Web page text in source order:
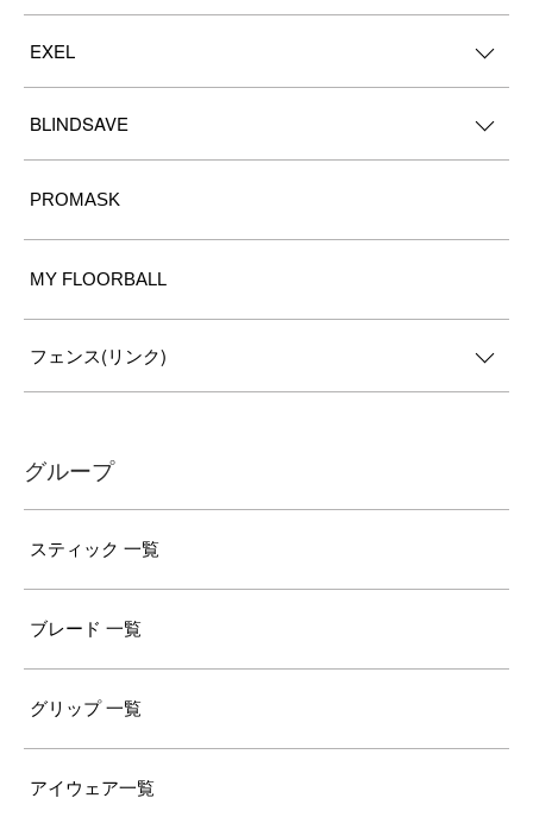
EXEL
BLINDSAVE
PROMASK
MY FLOORBALL
フェンス(リンク)
グループ
スティック 一覧
ブレード 一覧
グリップ 一覧
アイウェア一覧